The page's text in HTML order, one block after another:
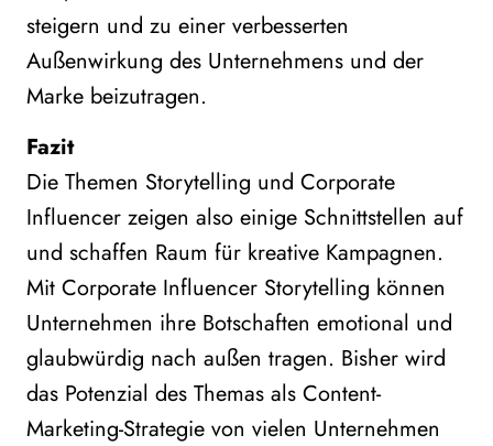
steigern und zu einer verbesserten
Außenwirkung des Unternehmens und der
Marke beizutragen.
Fazit
Die Themen Storytelling und Corporate
Influencer zeigen also einige Schnittstellen auf
und schaffen Raum für kreative Kampagnen.
Mit Corporate Influencer Storytelling können
Unternehmen ihre Botschaften emotional und
glaubwürdig nach außen tragen. Bisher wird
das Potenzial des Themas als Content-
Marketing-Strategie von vielen Unternehmen